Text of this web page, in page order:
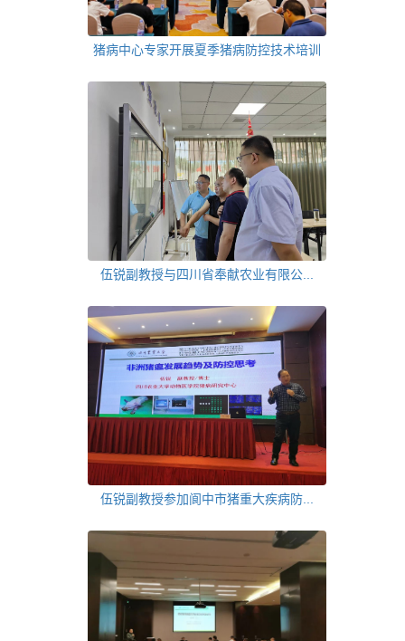
猪病中心专家开展夏季猪病防控技术培训
伍锐副教授与四川省奉献农业有限公...
伍锐副教授参加阆中市猪重大疾病防...